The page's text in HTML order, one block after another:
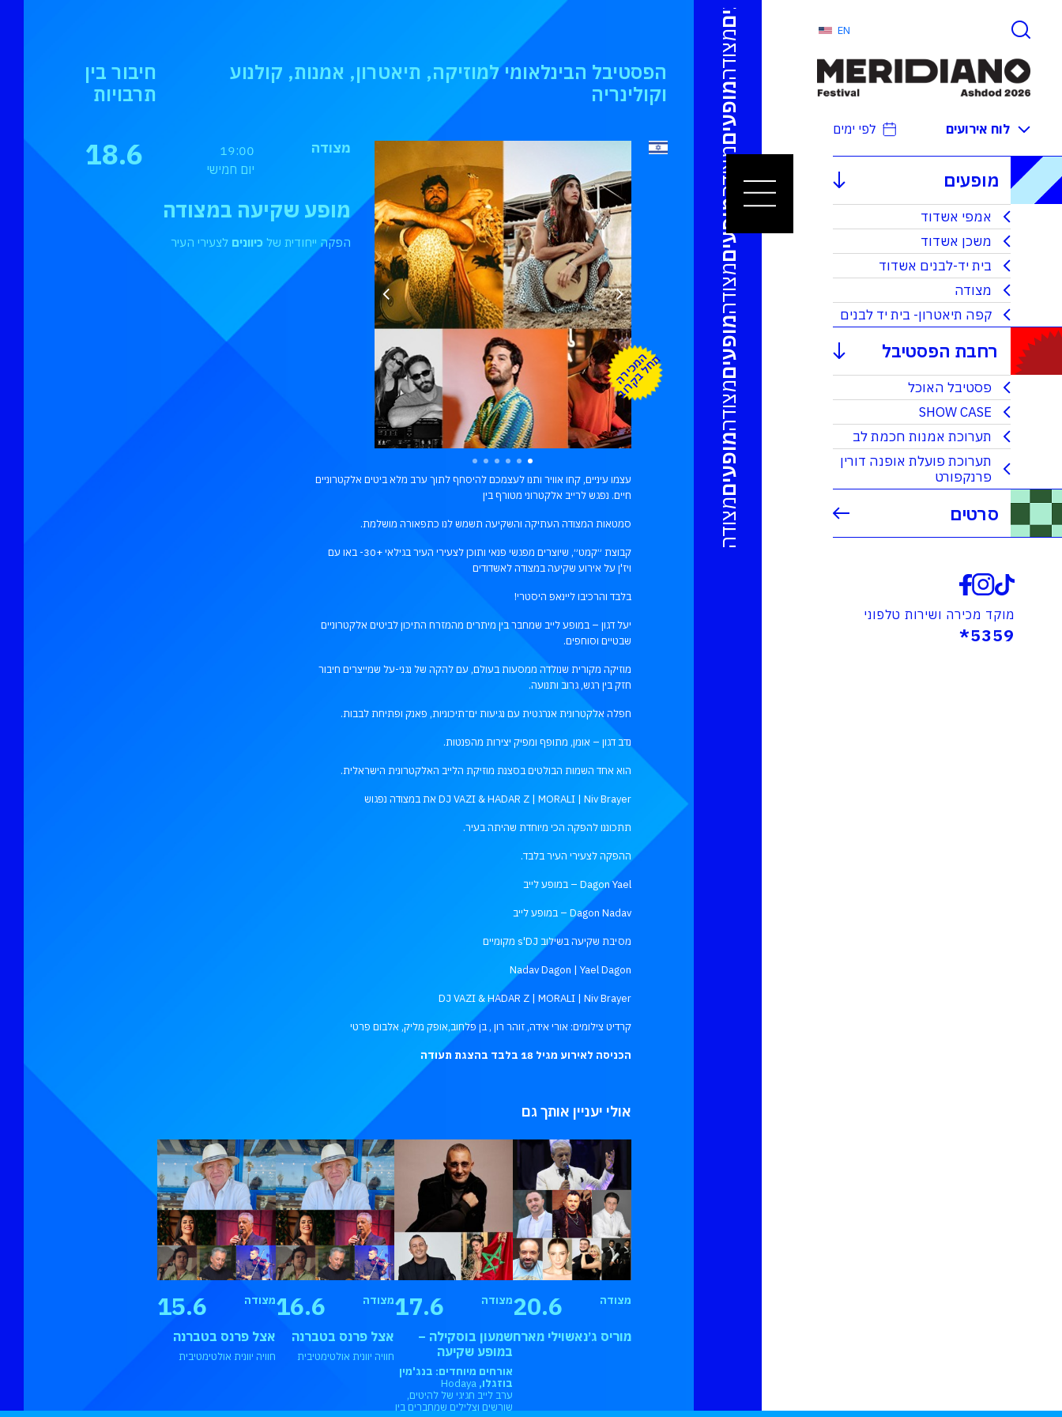
מצודה
מופעים
מצודה
מופעים
מצודה
מופעים
מצודה
מופעים
מצודה
EN
לוח אירועים לפי ימים
מופעים
אמפי אשדוד
משכן אשדוד
בית יד-לבנים אשדוד
מצודה
קפה תיאטרון- בית יד לבנים
רחבת הפסטיבל
פסטיבל האוכל
SHOW CASE
תערוכת אמנות חכמת לב
תערוכת פועלת אופנה דורין
פרנקפורט
סרטים
מוקד מכירה ושירות טלפוני
5359*
הפסטיבל הבינלאומי למוזיקה, תיאטרון, אמנות, קולנוע
וקולינריה
חיבור בין
תרבויות
ה
מ
כ
י
ר
ה
ת
ח
ל
ב
ק
ר
ו
ב
מצודה
19:00
יום חמישי
18.6
מופע שקיעה במצודה
הפקה ייחודית של כיוונים לצעירי העיר
עצמו עיניים, קחו אוויר ותנו לעצמכם להיסחף לתוך ערב מלא ביטים אלקטרוניים
חיים. נפגש לרייב אלקטרוני מטורף בין
סמטאות המצודה העתיקה והשקיעה תשמש לנו כתפאורה מושלמת.
קבוצת ״קמט״, שיוצרים מפגשי פנאי ותוכן לצעירי העיר בגילאי +30- באו עם
ויז'ן על אירוע שקיעה במצודה לאשדודים
בלבד והרכיבו ליינאפ היסטרי!
יעל דגון – במופע לייב שמחבר בין מיתרים מהמזרח התיכון לביטים אלקטרוניים
שבטיים וסוחפים.
מוזיקה מקורית שנולדה ממסעות בעולם, עם להקה של נגני-על שמייצרים חיבור
חזק בין רגש, גרוב ותנועה.
חפלה אלקטרונית אנרגטית עם נגיעות ים־תיכוניות, פאנק ופתיחת לבבות.
נדב דגון – אומן, מתופף ומפיק יצירות מהפנטות.
הוא אחד השמות הבולטים בסצנת מוזיקת הלייב האלקטרונית הישראלית.
DJ VAZI & HADAR Z | MORALI | Niv Brayer את במצודה נפגוש
תתכוננו להפקה הכי מיוחדת שהיתה בעיר.
ההפקה לצעירי העיר בלבד.
Dagon Yael – במופע לייב
Dagon Nadav – במופע לייב
מסיבת שקיעה בשילוב s'DJ מקומיים
Nadav Dagon | Yael Dagon
DJ VAZI & HADAR Z | MORALI | Niv Brayer
קרדיט צילומים: אורי אידה, זוהר רון , בן פלחוב,אופק מליק, אלבום פרטי
הכניסה לאירוע מגיל 18 בלבד בהצגת תעודה
אולי יעניין אותך גם
מצודה 20.6
מוריס ג׳נאשוילי מארח
מצודה 17.6
שמעון בוסקילה –
במופע שקיעה
אורחים מיוחדים: בנג'מין
בוזגלו, Hodaya
ערב לייב חגיגי של להיטים,
שורשים וצלילים שמחברים בין
מצודה 16.6
אצל פרנס בטברנה
חוויה יוונית אולטימטיבית
מצודה 15.6
אצל פרנס בטברנה
חוויה יוונית אולטימטיבית